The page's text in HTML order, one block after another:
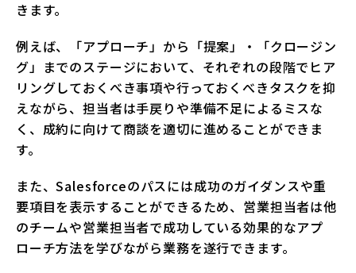
きます。
例えば、「アプローチ」から「提案」・「クロージン
グ」までのステージにおいて、それぞれの段階でヒア
リングしておくべき事項や行っておくべきタスクを抑
えながら、担当者は手戻りや準備不足によるミスな
く、成約に向けて商談を適切に進めることができま
す。
また、Salesforceのパスには成功のガイダンスや重
要項目を表示することができるため、営業担当者は他
のチームや営業担当者で成功している効果的なアプ
ローチ方法を学びながら業務を遂行できます。